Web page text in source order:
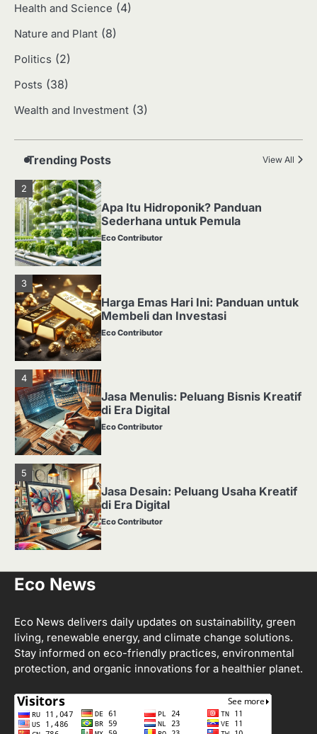
Health and Science (4)
Nature and Plant (8)
Politics (2)
Posts (38)
Wealth and Investment (3)
Trending Posts View All
Jasa Desain: Peluang Usaha Kreatif
di Era Digital
Media Tanam: Jenis, Fungsi, dan
Eco Contributor
2
Apa Itu Hidroponik? Panduan
Sederhana untuk Pemula
Eco Contributor
3
Harga Emas Hari Ini: Panduan untuk
Membeli dan Investasi
Eco Contributor
4
Jasa Menulis: Peluang Bisnis Kreatif
di Era Digital
Eco Contributor
5
Jasa Desain: Peluang Usaha Kreatif
di Era Digital
Eco Contributor
Eco Contributor
Sederhana untuk Pemula
Eco Contributor
Eco News
Eco News delivers daily updates on sustainability, green
living, renewable energy, and climate change solutions.
Stay informed on eco-friendly practices, environmental
protection, and organic innovations for a healthier planet.